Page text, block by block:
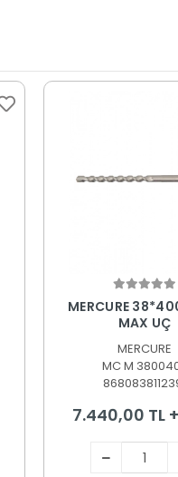
MERCURE
MAX UÇ
MERCURE
MC M
7.440,00 TL